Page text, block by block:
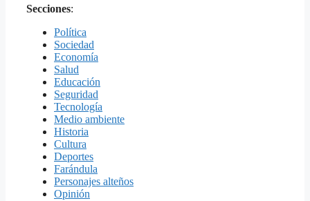
Secciones:
Política
Sociedad
Economía
Salud
Educación
Seguridad
Tecnología
Medio ambiente
Historia
Cultura
Deportes
Farándula
Personajes alteños
Opinión